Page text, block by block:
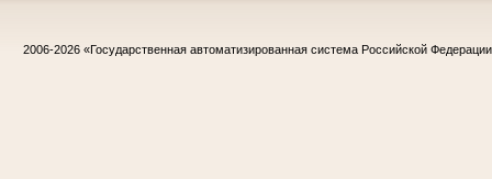
2006-2026 «Государственная автоматизированная система Российской